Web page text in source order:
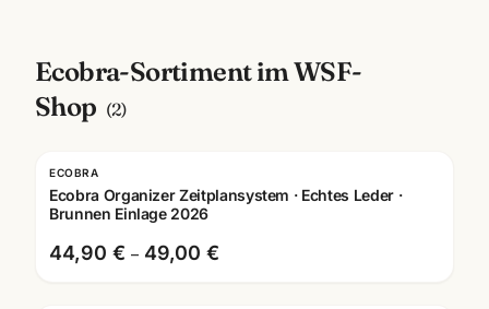
Ecobra-Sortiment im WSF-
Shop (2)
ECOBRA
Ecobra Organizer Zeitplansystem · Echtes Leder ·
Brunnen Einlage 2026
44,90 € – 49,00 €